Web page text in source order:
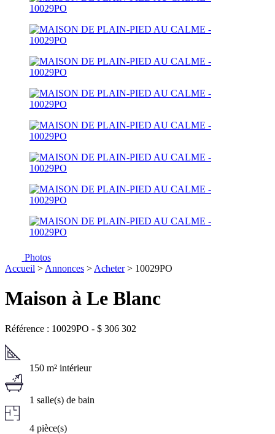
Photos
Accueil > Annonces > Acheter> 10029PO
Maison à Le Blanc
Référence : 10029PO - $ 306 302
150 m² intérieur
1 salle(s) de bain
4 pièce(s)